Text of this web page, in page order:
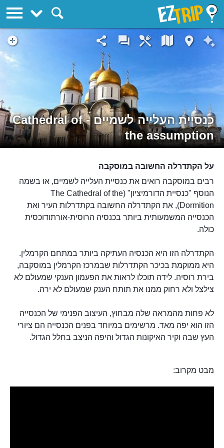
כנסיית העלייה לשמיים - Cathedral of
the assumption
על הקתדרלה החשובה במוסקבה
רבים במוסקבה רואים את כנסיית העלייה לשמיים, או בשמה
הנוסף "כנסיית הדורמיציון" (The Cathedral of the
Dormition), את הקתדרלה החשובה בקתדרלות העיר ואת
הכנסייה המשמעותית ביותר בכנסיה הרוסית-אורתודוכסית
כולה.
הקתדרלה הזו היא הכנסיה העתיקה ביותר במתחם הקרמלין.
היא ממוקמת בכיכר הקתדרלות שבמרכז הקרמלין במוסקבה,
בירת רוסיה. לידה תוכלו לראות את הפעמון הענקי שמעולם לא
צילצל ולא רחוק ממנו את תותח הענק שמעולם לא ירה.
לא פחות מהמראה שלה מבחוץ, העיצוב הפנימי של הכנסייה
הזו הוא יפה מאד. מרשימים במיוחד בפנים הכנסייה הם ציורי
העץ שבה וקיר האיקונות הגדול והיפה הניצב בחלל הגדול.
מבט מקרוב:
EZTrip